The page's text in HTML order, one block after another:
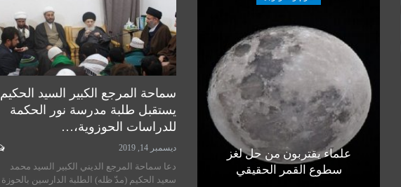
علماء يقتربون من حل لغز
سطوع القمر الحقيقي
رأي خبير في مسألة زراعة
الرأس لدى البشر
سماحة المرجع الكبير السيد الحكيم
يستقبل طلبة مدرسة نور الحكمة
للدراسات الحوزوية،…
ديسمبر 14, 2019
دعا سماحة المرجع الديني الكبير السيد محمد
سعيد الحكيم (مدّ ظله) الطلبة الدارسين بالحوزة